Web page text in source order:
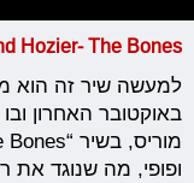
Hozier- The Bones
למעשה שיר זה הוא
באוקטובר האחרון
ופופי, מה שנוגד את